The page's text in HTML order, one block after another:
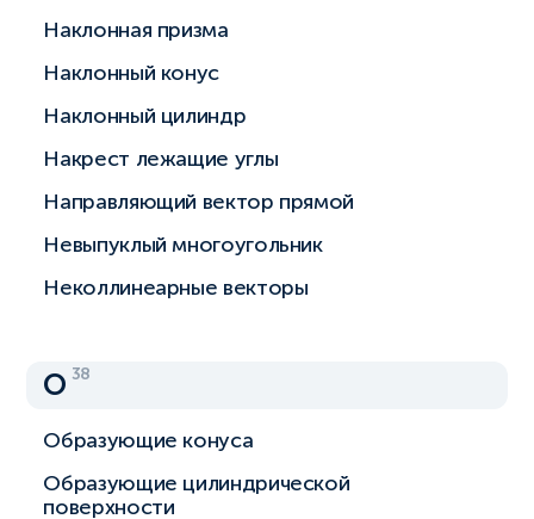
Наклонная призма
Наклонный конус
Наклонный цилиндр
Накрест лежащие углы
Направляющий вектор прямой
Невыпуклый многоугольник
Неколлинеарные векторы
О 38
Образующие конуса
Образующие цилиндрической
поверхности